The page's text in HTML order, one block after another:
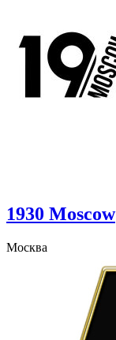
1930 Moscow
Москва